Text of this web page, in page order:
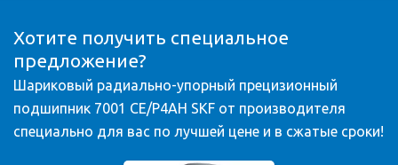
Хотите получить специальное
предложение?
Шариковый радиально-упорный прецизионный
подшипник 7001 CE/P4AH SKF от производителя
специально для вас по лучшей цене и в сжатые сроки!